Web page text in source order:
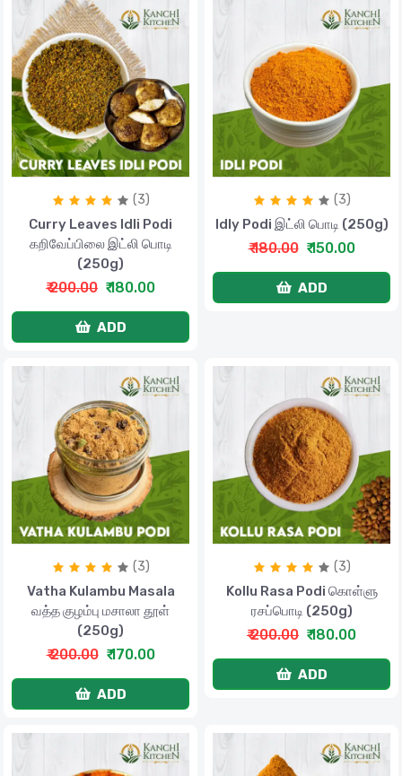
(3)
Curry Leaves Idli Podi
கறிவேப்பிலை இட்லி பொடி
(250g)
₹ 200.00 ₹ 180.00
ADD
(3)
Idly Podi இட்லி பொடி (250g)
₹ 180.00 ₹ 150.00
ADD
(3)
Vatha Kulambu Masala
வத்த குழம்பு மசாலா தூள்
(250g)
₹ 200.00 ₹ 170.00
ADD
(3)
Kollu Rasa Podi கொள்ளு
ரசப்பொடி (250g)
₹ 200.00 ₹ 180.00
ADD